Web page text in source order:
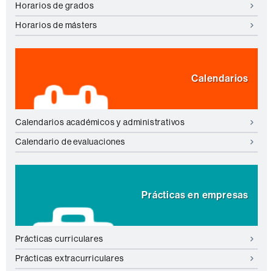
Horarios de grados
Horarios de másters
Calendarios
Calendarios académicos y administrativos
Calendario de evaluaciones
Prácticas en empresas
Prácticas curriculares
Prácticas extracurriculares